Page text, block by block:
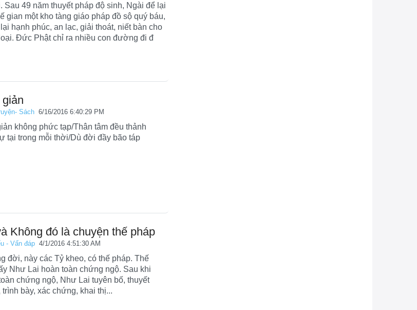
Sau 49 năm thuyết pháp độ sinh, Ngài để lại
gian một kho tàng giáo pháp đồ sộ quý báu,
hạnh phúc, an lạc, giải thoát, niết bàn cho
Đức Phật chỉ ra nhiều con đường đi đ
Sách 6/16/2016 6:40:29 PM
không phức tạp/Thân tâm đều thảnh
tại trong mỗi thời/Dù đời đầy bão táp
Không đó là chuyện thế pháp
- Vấn đáp 4/1/2016 4:51:30 AM
đời, này các Tỷ kheo, có thế pháp. Thế
Như Lai hoàn toàn chứng ngộ. Sau khi
chứng ngộ, Như Lai tuyên bố, thuyết
trình bày, xác chứng, khai thị...